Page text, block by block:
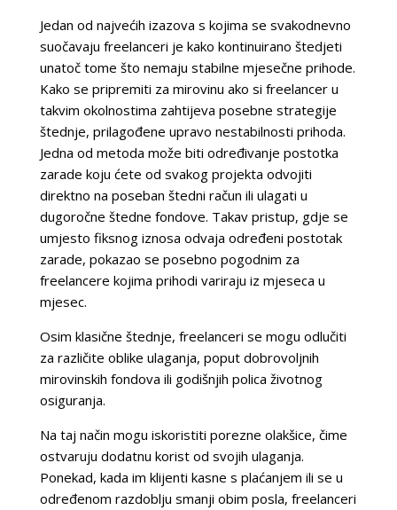
Jedan od najvećih izazova s kojima se svakodnevno
suočavaju freelanceri je kako kontinuirano štedjeti
unatoč tome što nemaju stabilne mjesečne prihode.
Kako se pripremiti za mirovinu ako si freelancer u
takvim okolnostima zahtijeva posebne strategije
štednje, prilagođene upravo nestabilnosti prihoda.
Jedna od metoda može biti određivanje postotka
zarade koju ćete od svakog projekta odvojiti
direktno na poseban štedni račun ili ulagati u
dugoročne štedne fondove. Takav pristup, gdje se
umjesto fiksnog iznosa odvaja određeni postotak
zarade, pokazao se posebno pogodnim za
freelancere kojima prihodi variraju iz mjeseca u
mjesec.
Osim klasične štednje, freelanceri se mogu odlučiti
za različite oblike ulaganja, poput dobrovoljnih
mirovinskih fondova ili godišnjih polica životnog
osiguranja.
Na taj način mogu iskoristiti porezne olakšice, čime
ostvaruju dodatnu korist od svojih ulaganja.
Ponekad, kada im klijenti kasne s plaćanjem ili se u
određenom razdoblju smanji obim posla, freelanceri